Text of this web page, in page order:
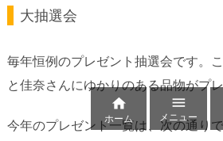
大抽選会
毎年恒例のプレゼント抽選会です。
と佳奈さんにゆかりのある品物がプ
今年のプレゼント一覧は、次の通り

ホーム

メニュー